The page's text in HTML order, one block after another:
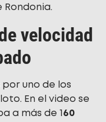
Rondonia.
velocidad
uno de los
En el video se
a más de 1 60